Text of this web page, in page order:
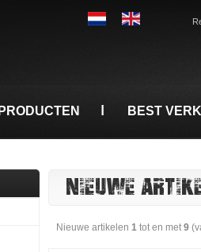
BEST
NIEUWE
Nieuwe artikelen 1 tot en met9